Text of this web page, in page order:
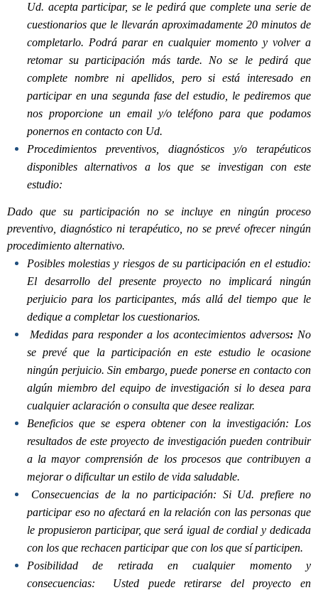
Ud. acepta participar, se le pedirá que complete una serie de
cuestionarios que le llevarán aproximadamente 20 minutos de
completarlo. Podrá parar en cualquier momento y volver a
retomar su participación más tarde. No se le pedirá que
complete nombre ni apellidos, pero si está interesado en
participar en una segunda fase del estudio, le pediremos que
nos proporcione un email y/o teléfono para que podamos
ponernos en contacto con Ud.
Procedimientos preventivos, diagnósticos y/o terapéuticos
disponibles alternativos a los que se investigan con este
estudio:
Dado que su participación no se incluye en ningún proceso
preventivo, diagnóstico ni terapéutico, no se prevé ofrecer ningún
procedimiento alternativo.
Posibles molestias y riesgos de su participación en el estudio:
El desarrollo del presente proyecto no implicará ningún
perjuicio para los participantes, más allá del tiempo que le
dedique a completar los cuestionarios.
Medidas para responder a los acontecimientos adversos: No
se prevé que la participación en este estudio le ocasione
ningún perjuicio. Sin embargo, puede ponerse en contacto con
algún miembro del equipo de investigación si lo desea para
cualquier aclaración o consulta que desee realizar.
Beneficios que se espera obtener con la investigación: Los
resultados de este proyecto de investigación pueden contribuir
a la mayor comprensión de los procesos que contribuyen a
mejorar o dificultar un estilo de vida saludable.
Consecuencias de la no participación: Si Ud. prefiere no
participar eso no afectará en la relación con las personas que
le propusieron participar, que será igual de cordial y dedicada
con los que rechacen participar que con los que sí participen.
Posibilidad de retirada en cualquier momento y
consecuencias:
Usted puede retirarse del proyecto en